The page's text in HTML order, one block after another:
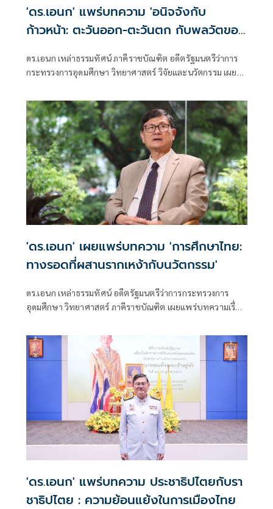
'ดร.เอนก' แพร่บทความ 'อนิจจังกับ
ก้าวหน้า: ตะวันออก-ตะวันตก กับพลวัตของ
ดร.เอนก เหล่าธรรมทัศน์ ภาคีราชบัณฑิต อดีตรัฐมนตรีว่าการ
กระทรวงการอุดมศึกษา วิทยาศาสตร์ วิจัยและนวัตกรรม เผย
กับพลวัตของสรรพสิ่ง มีเนื้อหาดังนี้
'ดร.เอนก' เผยแพร่บทความ 'การศึกษาไทย:
ทางรอดที่ผสานรากเหง้ากับนวัตกรรม'
ดร.เอนก เหล่าธรรมทัศน์ อดีตรัฐมนตรีว่าการกระทรวงการ
อุดมศึกษา วิทยาศาสตร์ ภาคีราชบัณฑิต เผยแพร่บทความเรื่อง
'ดร.เอนก' แพร่บทความ ประชาธิปไตยกับรา
ชาธิปไตย : ความย้อนแย้งในการเมืองไทย